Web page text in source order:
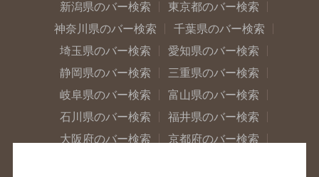
新潟県のバー検索
東京都のバー検索
神奈川県のバー検索
千葉県のバー検索
埼玉県のバー検索
愛知県のバー検索
静岡県のバー検索
三重県のバー検索
岐阜県のバー検索
富山県のバー検索
石川県のバー検索
福井県のバー検索
大阪府のバー検索
京都府のバー検索